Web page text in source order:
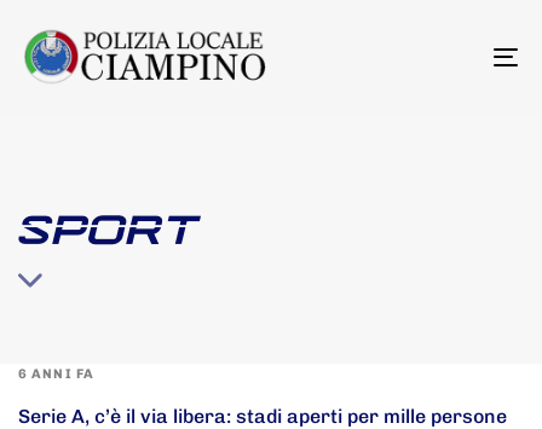
SPORT
6 ANNI FA
Serie A, c’è il via libera: stadi aperti per mille persone